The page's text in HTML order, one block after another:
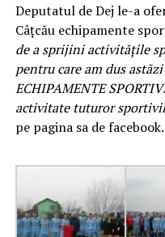
Deputatul de Dej le-a
Câțcău echipamente
de a sprijini activitățile
pentru care am dus
ECHIPAMENTE
activitate tuturor
pe pagina sa de facebook.